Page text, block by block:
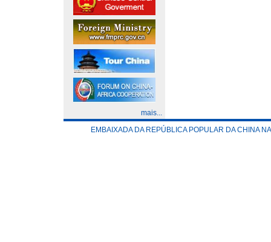
mais...
EMBAIXADA DA REPÚBLICA POPULAR DA CHINA